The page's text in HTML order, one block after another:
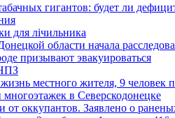
гигантов: будет ли
для лічильника
области начала
призывают эвакуироваться
местного жителя, 9 человек
в Северскодонецке
от оккупантов. Заявлено о